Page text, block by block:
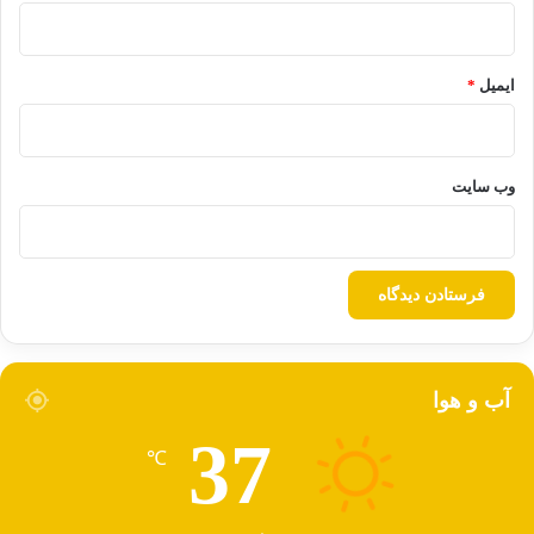
سرمربی پرسپولیس درباره احتمال استفاده از
سیستم VAR در داربی گفت: نمی‌دانم، هنوز قطعی
نیست و امیدوارم این اتفاق بیفتد. حساسیت نسبت
بازی فردا با VAR باشد و پیش درآمدی باشد که از
این تکنولوژی در ایران استفاده کنیم.
ایمیل *
وب‌ سایت
آب و هوا
37
℃